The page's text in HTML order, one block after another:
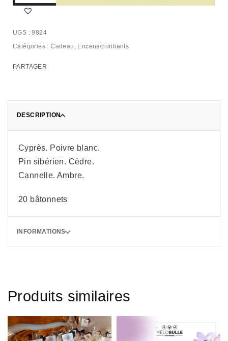
9824
Catégories :Cadeau , Encens/purifiants
PARTAGER
DESCRIPTION
Cyprès. Poivre blanc.
Pin sibérien. Cèdre.
Cannelle. Ambre.
20 bâtonnets
INFORMATIONS
Produits similaires